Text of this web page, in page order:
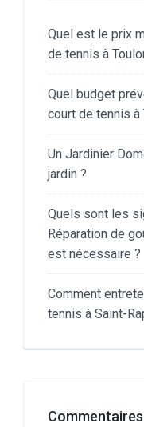
Quel est le prix
de tennis à
Quel budget
court de tennis à
Un Jardinier
jardin ?
Quels sont les
Réparation de
est nécessaire ?
Comment
tennis à Saint-